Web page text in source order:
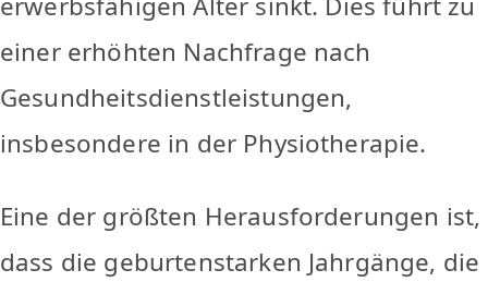
einer erhöhten Nachfrage nach
Gesundheitsdienstleistungen,
insbesondere in der Physiotherapie.
Eine der größten Herausforderungen ist,
dass die geburtenstarken Jahrgänge, die